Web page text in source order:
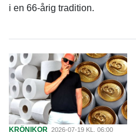
i en 66-årig tradition.
KRÖNIKOR 2026-07-19 KL. 06:00